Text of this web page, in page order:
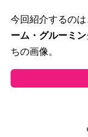
今回紹介するの
ーム・ グルーミ
ちの画像。